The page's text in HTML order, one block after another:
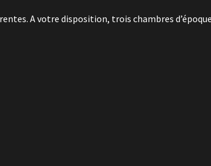
A votre disposition, trois chambres